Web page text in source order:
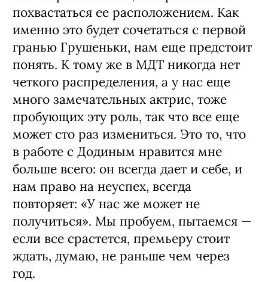
похвастаться ее расположением. Как
именно это будет сочетаться с первой
гранью Грушеньки, нам еще предстоит
понять. К тому же в МДТ никогда нет
четкого распределения, а у нас еще
много замечательных актрис, тоже
пробующих эту роль, так что все еще
может сто раз измениться. Это то, что
в работе с Додиным нравится мне
больше всего: он всегда дает и себе, и
нам право на неуспех, всегда
повторяет: «У нас же может не
получиться». Мы пробуем, пытаемся —
если все срастется, премьеру стоит
ждать, думаю, не раньше чем через
год.